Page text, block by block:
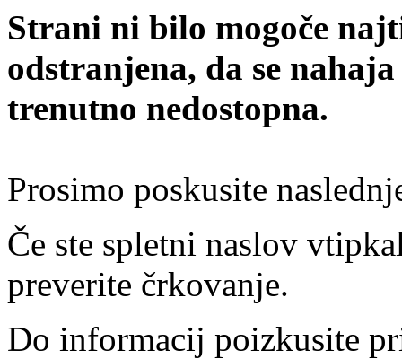
Strani ni bilo mogoče
odstranjena, da se
trenutno nedostopna.
Prosimo poskusite
Če ste spletni naslov
preverite črkovanje.
Do informacij poizkusite